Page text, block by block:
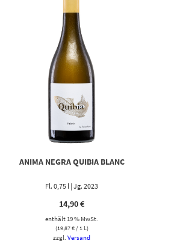
ANIMA NEGRA QUIBIA BLANC
Fl. 0,75 l | Jg. 2023
14,90€
enthält 19 % MwSt.
(19,87€/ 1 L)
zzgl.Versand